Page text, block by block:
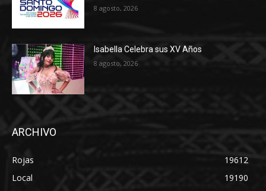
8 agosto, 2026
Isabella Celebra sus XV Años
8 agosto, 2026
ARCHIVO
Rojas
19612
Local
19190